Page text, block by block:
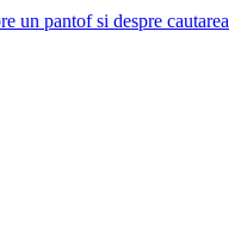
un pantof si despre cautarea